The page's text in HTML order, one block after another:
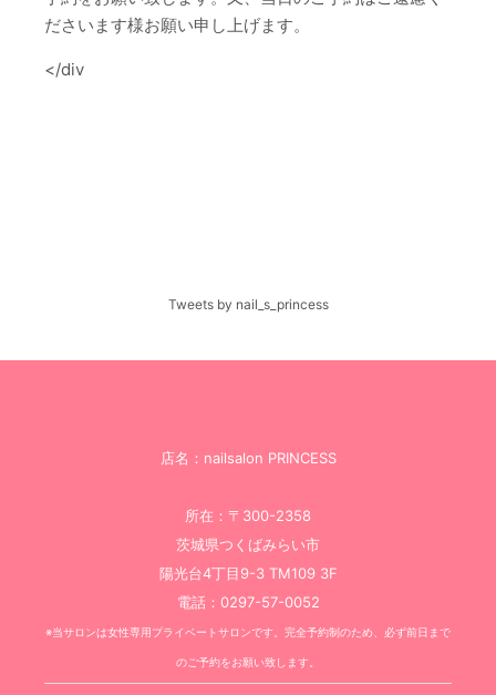
ださいます様お願い申し上げます。
</div
Tweets by nail_s_princess
店名：nailsalon PRINCESS
所在：〒300-2358
茨城県つくばみらい市
陽光台4丁目9-3 TM109 3F
電話：0297-57-0052
※当サロンは女性専用プライベートサロンです。完全予約制のため、必ず前日まで
のご予約をお願い致します。